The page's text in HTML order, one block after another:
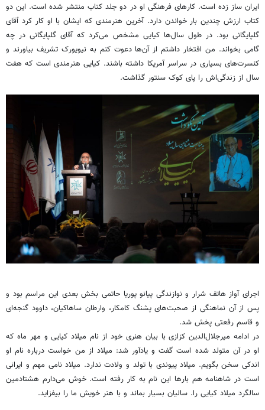
ایران ساز زده است. کارهای فرهنگی او در دو جلد کتاب منتشر شده است. این دو
کتاب ارزش چندین بار خواندن دارد. آخرین هنرمندی که ایشان با او کار کرد ٱقای
گلپایگانی بود. در طول سال‌ها کیایی مشخص می‌کرد که آقای گلپایگانی در چه
گامی بخواند. من افتخار داشتم از آن‌ها دعوت کنم به نیویورک تشریف بیاورند و
کنسرت‌های بسیاری در سراسر آمریکا داشته باشند. کیایی هنرمندی است که هفت
سال از زندگی‌اش را پای کوک سنتور گذاشت.
اجرای آواز هاتف شرار و نوازندگی پیانو پوریا حاتمی بخش بعدی این مراسم بود و
پس از آن نماهنگی از صحبت‌های پشنگ کامکار، وارطان ساهاکیان، داوود گنجه‌ای
و قاسم رفعتی پخش شد.
در ادامه میرجلال‌الدین کزازی با بیان هنری خود از نام میلاد کیایی و مهر ماه که
او در آن متولد شده است گفت و یادآور شد: میلاد از من خواست درباره نام او
اندکی سخن بگویم. میلاد پیوندی با تولد و ولادت ندارد. میلاد نامی مهم و ایرانی
است در شاهنامه هم بارها این نام به کار رفته است. خوش می‌دارم هشتادمین
سالگرد میلاد کیایی را. سالیان بسیار بماند و با هنر خویش ما را بیفزاید.